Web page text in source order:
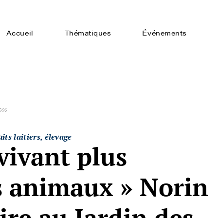
Accueil Thématiques Événements
laitiers, élevage
plus
animaux » Norin